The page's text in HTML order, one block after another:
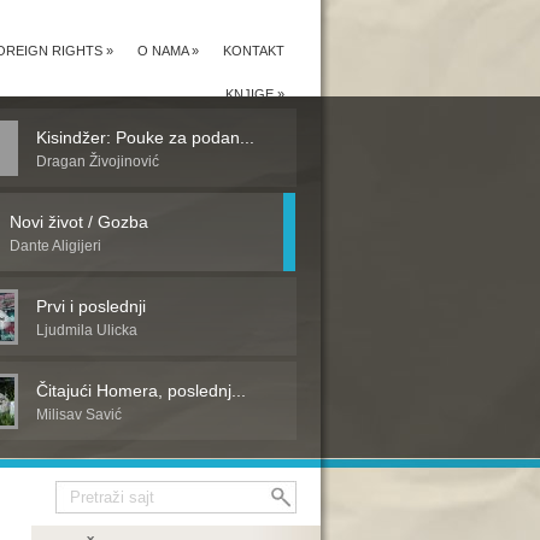
KONTAKT
O NAMA»
RIGHTS »
KNJIGE»
Kisindžer: Pouke za podan...
Dragan Živojinović
Novi život / Gozba
Dante Aligijeri
Prvi i poslednji
Ljudmila Ulicka
Čitajući Homera, poslednj...
Milisav Savić